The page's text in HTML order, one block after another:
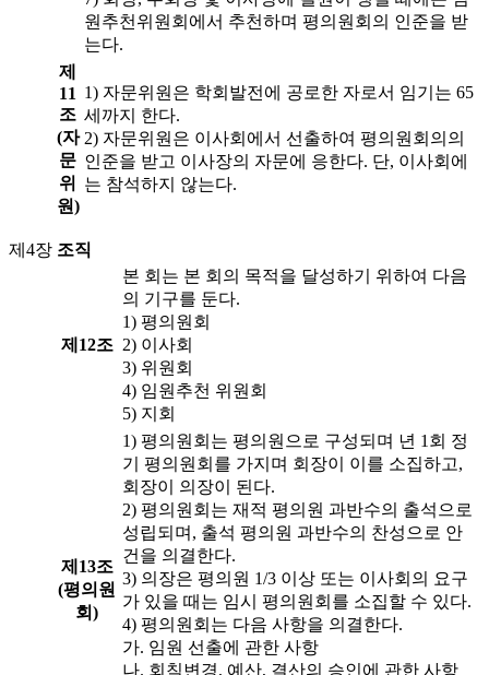
원추천위원회에서 추천하며 평의원회의 인준을 받
는다.
제
11
조
(자
문
위
원)
1) 자문위원은 학회발전에 공로한 자로서 임기는 65
세까지 한다.
2) 자문위원은 이사회에서 선출하여 평의원회의의
인준을 받고 이사장의 자문에 응한다. 단, 이사회에
는 참석하지 않는다.
제4장 조직
제12조
본 회는 본 회의 목적을 달성하기 위하여 다음
의 기구를 둔다.
1) 평의원회
2) 이사회
3) 위원회
4) 임원추천 위원회
5) 지회
제13조
(평의원
회)
1) 평의원회는 평의원으로 구성되며 년 1회 정
기 평의원회를 가지며 회장이 이를 소집하고,
회장이 의장이 된다.
2) 평의원회는 재적 평의원 과반수의 출석으로
성립되며, 출석 평의원 과반수의 찬성으로 안
건을 의결한다.
3) 의장은 평의원 1/3 이상 또는 이사회의 요구
가 있을 때는 임시 평의원회를 소집할 수 있다.
4) 평의원회는 다음 사항을 의결한다.
가. 임원 선출에 관한 사항
나. 회칙변경, 예산, 결산의 승인에 관한 사항